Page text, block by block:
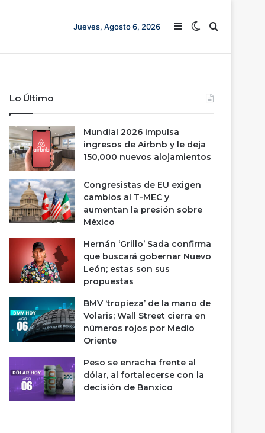
Jueves, Agosto 6, 2026 Barra lateral
Switch skin
Buscar
Lo Último
Mundial 2026 impulsa
ingresos de Airbnb y le deja
150,000 nuevos alojamientos
Congresistas de EU exigen
cambios al T-MEC y
aumentan la presión sobre
México
Hernán ‘Grillo’ Sada confirma
que buscará gobernar Nuevo
León; estas son sus
propuestas
BMV ‘tropieza’ de la mano de
Volaris; Wall Street cierra en
números rojos por Medio
Oriente
Peso se enracha frente al
dólar, al fortalecerse con la
decisión de Banxico